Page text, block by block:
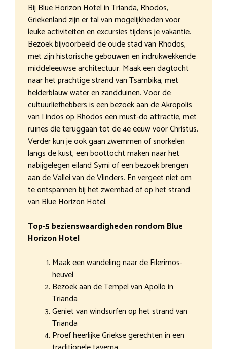
Bij Blue Horizon Hotel in Trianda, Rhodos,
Griekenland zijn er tal van mogelijkheden voor
leuke activiteiten en excursies tijdens je vakantie.
Bezoek bijvoorbeeld de oude stad van Rhodos,
met zijn historische gebouwen en indrukwekkende
middeleeuwse architectuur. Maak een dagtocht
naar het prachtige strand van Tsambika, met
helderblauw water en zandduinen. Voor de
cultuurliefhebbers is een bezoek aan de Akropolis
van Lindos op Rhodos een must-do attractie, met
ruïnes die teruggaan tot de 4e eeuw voor Christus.
Verder kun je ook gaan zwemmen of snorkelen
langs de kust, een boottocht maken naar het
nabijgelegen eiland Symi of een bezoek brengen
aan de Vallei van de Vlinders. En vergeet niet om
te ontspannen bij het zwembad of op het strand
van Blue Horizon Hotel.
Top-5 bezienswaardigheden rondom Blue
Horizon Hotel
Maak een wandeling naar de Filerimos-
heuvel
Bezoek aan de Tempel van Apollo in
Trianda
Geniet van windsurfen op het strand van
Trianda
Proef heerlijke Griekse gerechten in een